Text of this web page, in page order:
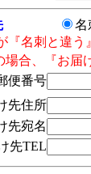
『名刺と違う
合、『お届
便番号
先住所
先宛名
先TEL